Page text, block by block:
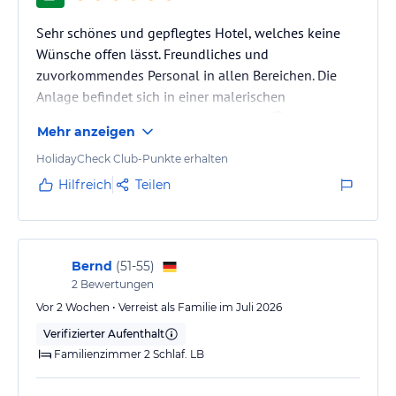
Mittagessen im KinderClub 12.00 / 13.00 in KinderClub
Gözleme 12.00 / 16.00 Garten
Café und Kuchen 10.00 / 18.00 in Lobby
Kinder Buffet und Baby Ecke 18.30 / 20.00 in Hauptrestorant
Abendessen 18.30 / 21.00 in Hauptrestorant
Mitternacht essen 21.30 / 02.00 in Hauptrestorant
Baby Ecke 24 Stunde in Hauptrestorant
Die Öffnungszeiten und – Tage Restorant -Bars und Einrichtungen,
Aktivitäten können sich während der Saison andern.,
AKTIVITÄTEN
Jeden Tag werden verschiedene Tagesaktivitän, Pool und
Galashows, Live-Musik, Tanzabende und Abendshows im
Amphitheater angeboten.
Sehr schönes und gepflegtes Hotel, welches keine
Wünsche offen lässt. Freundliches und
zuvorkommendes Personal in allen Bereichen. Die
Anlage befindet sich in einer malerischen
Mehr anzeigen
HolidayCheck Club-Punkte erhalten
Hilfreich Teilen
Bernd (51-55)
2 Bewertungen
Vor 2 Wochen • Verreist als Familie im Juli 2026
Verifizierter Aufenthalt
Familienzimmer 2 Schlaf. LB